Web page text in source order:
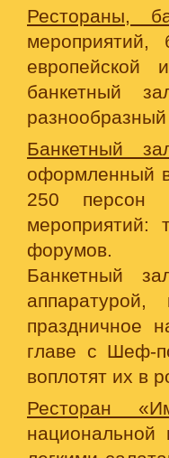
Рестораны,
европейской
банкетный
Банкетный
оформленный в
250 персон
мероприятий:
форумов.
Банкетный
праздничное
главе с Шеф-
воплотят их в
Ресторан